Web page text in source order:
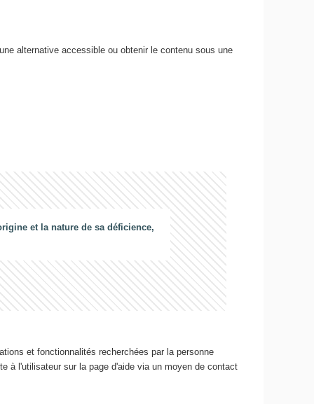
alternative accessible ou obtenir le contenu sous une
et la nature de sa déficience,
et fonctionnalités recherchées par la personne
à l'utilisateur sur la page d'aide via un moyen de contact